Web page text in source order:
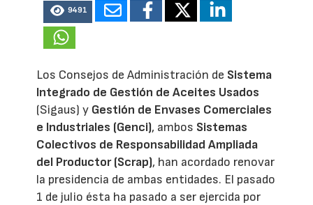
9491
Los Consejos de Administración de Sistema
Integrado de Gestión de Aceites Usados
(Sigaus) y Gestión de Envases Comerciales
e Industriales (Genci), ambos Sistemas
Colectivos de Responsabilidad Ampliada
del Productor (Scrap), han acordado renovar
la presidencia de ambas entidades. El pasado
1 de julio ésta ha pasado a ser ejercida por